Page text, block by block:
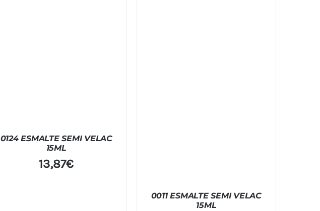
0124 ESMALTE SEMI VELAC
15ML
13,87€
0011 ESMALTE SEMI VELAC
15ML